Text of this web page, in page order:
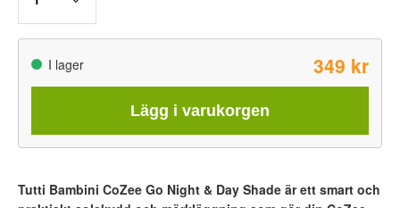
I lager 349 kr
Lägg i varukorgen
Tutti Bambini CoZee Go Night & Day Shade är ett smart och